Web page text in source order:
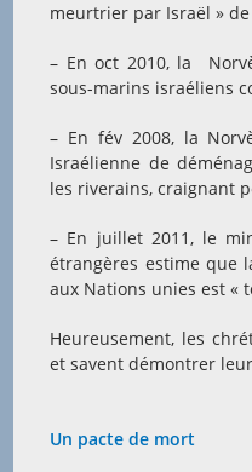
meurtrier par Israël »
– En oct 2010, la
sous-marins israéliens
– En fév 2008, la
Israélienne de
les riverains, craignant
– En juillet 2011, le
étrangères estime que
aux Nations unies est «
Heureusement, les
et savent démontrer
Un pacte de mort